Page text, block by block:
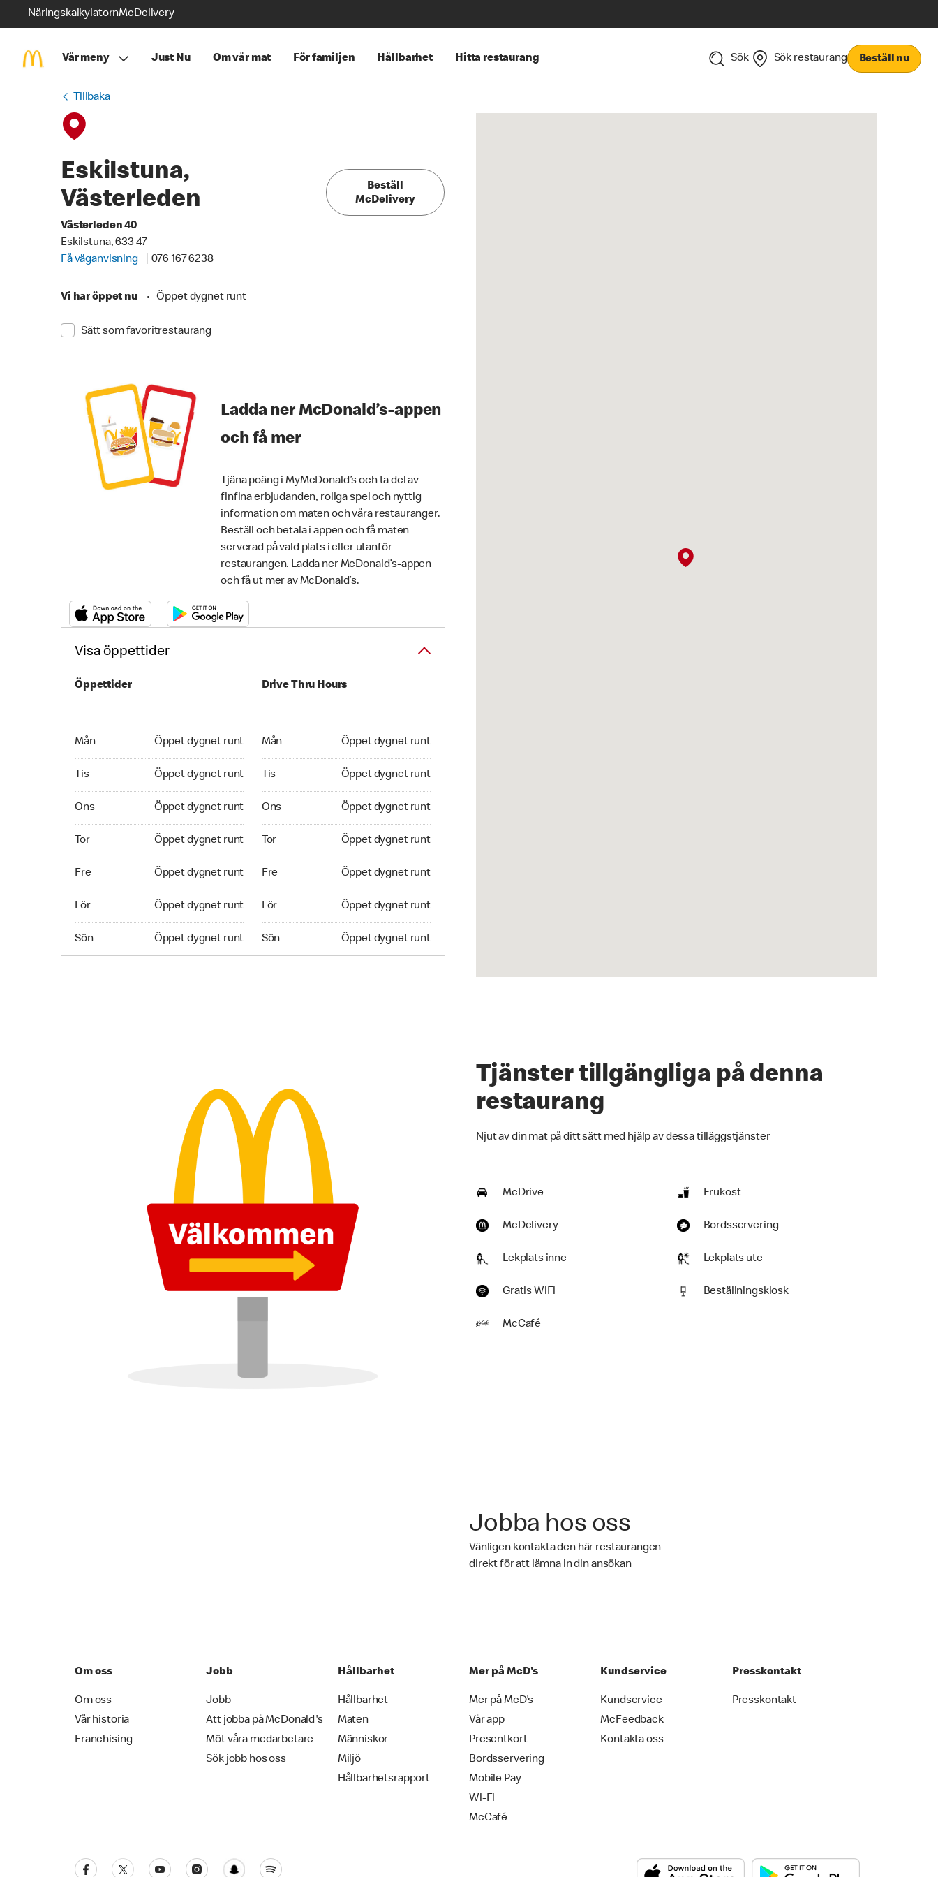
NäringskalkylatornMcDelivery
Vår meny Just Nu Om vår mat För familjen Hållbarhet Hitta restaurang Sök Sök restaurang Beställ nu
Tillbaka
Eskilstuna,
Västerleden
Västerleden 40
Eskilstuna, 633 47
Få väganvisning
076 167 6238
Vi har öppet nu • Öppet dygnet runt
Sätt som favoritrestaurang
Beställ
McDelivery
Ladda ner McDonald’s-appen
och få mer
Tjäna poäng i MyMcDonald’s och ta del av
finfina erbjudanden, roliga spel och nyttig
information om maten och våra restauranger.
Beställ och betala i appen och få maten
serverad på vald plats i eller utanför
restaurangen. Ladda ner McDonald’s-appen
och få ut mer av McDonald’s.
Visa öppettider
Öppettider
Mån Öppet dygnet runt
Monday Öppet dygnet runt
Tis Öppet dygnet runt
Tuesday Öppet dygnet runt
Ons Öppet dygnet runt
Wednesday Öppet dygnet runt
Tor Öppet dygnet runt
Thursday Öppet dygnet runt
Fre Öppet dygnet runt
Friday Öppet dygnet runt
Lör Öppet dygnet runt
Saturday Öppet dygnet runt
Sön Öppet dygnet runt
Sunday Öppet dygnet runt
Drive Thru Hours
Mån Öppet dygnet runt
Monday Öppet dygnet runt
Tis Öppet dygnet runt
Tuesday Öppet dygnet runt
Ons Öppet dygnet runt
Wednesday Öppet dygnet runt
Tor Öppet dygnet runt
Thursday Öppet dygnet runt
Fre Öppet dygnet runt
Friday Öppet dygnet runt
Lör Öppet dygnet runt
Saturday Öppet dygnet runt
Sön Öppet dygnet runt
Sunday Öppet dygnet runt
Tjänster tillgängliga på denna
restaurang
Njut av din mat på ditt sätt med hjälp av dessa tilläggstjänster
McDrive Frukost
McDelivery Bordsservering
Lekplats inne Lekplats ute
Gratis WiFi Beställningskiosk
McCafé
Jobba hos oss
Vänligen kontakta den här restaurangen
direkt för att lämna in din ansökan
Om oss
Om oss
Vår historia
Franchising
Jobb
Jobb
Att jobba på McDonald's
Möt våra medarbetare
Sök jobb hos oss
Hållbarhet
Hållbarhet
Maten
Människor
Miljö
Hållbarhetsrapport
Mer på McD's
Mer på McD's
Vår app
Presentkort
Bordsservering
Mobile Pay
Wi-Fi
McCafé
Kundservice
Kundservice
McFeedback
Kontakta oss
Presskontakt
Presskontakt